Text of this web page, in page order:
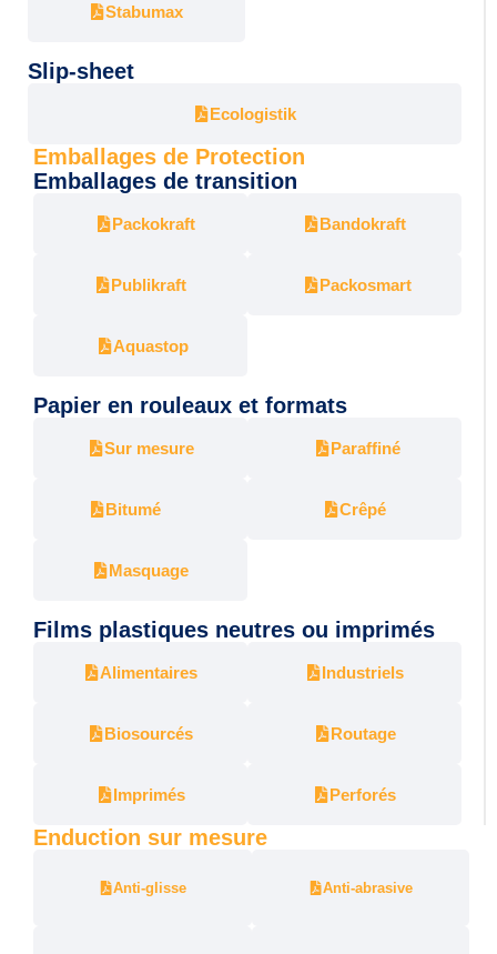
Stabumax
Slip-sheet
Ecologistik
Emballages de Protection
Emballages de transition
Packokraft Bandokraft
Publikraft Packosmart
Aquastop
Papier en rouleaux et formats
Sur mesure Paraffiné
Bitumé Crêpé
Masquage
Films plastiques neutres ou imprimés
Alimentaires Industriels
Biosourcés Routage
Imprimés Perforés
Enduction sur mesure
Anti-glisse Anti-abrasive